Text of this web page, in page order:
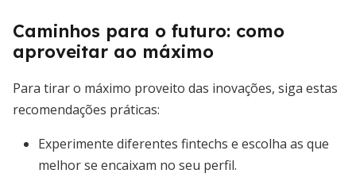
Caminhos para o futuro: como
aproveitar ao máximo
Para tirar o máximo proveito das inovações, siga estas
recomendações práticas:
Experimente diferentes fintechs e escolha as que
melhor se encaixam no seu perfil.